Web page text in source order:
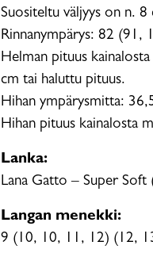
Suositeltu väljyys on n.
Rinnanympärys: 82
Helman pituus
cm tai haluttu pituus.
Hihan ympärysmitta:
Hihan pituus kainalosta
Lanka:
Lana Gatto – Super
Langan menekki:
9 (10, 10, 11, 12) (12,